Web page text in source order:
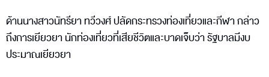
ด้านนางสาวนัทรียา ทวีวงศ์ ปลัดกระทรวงท่องเที่ยวและกีฬา กล่าว
ถึงการเยียวยา นักท่องเที่ยวที่เสียชีวิตและบาดเจ็บว่า รัฐบาลมีงบ
ประมาณเยียวยา